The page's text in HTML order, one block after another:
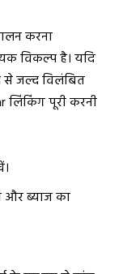
करना
विकल्प है। यदि
जल्द विलंबित
लिंकिंग पूरी करनी
ब्याज का